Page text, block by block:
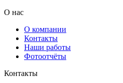
О нас
О компании
Контакты
Наши работы
Фотоотчёты
Контакты